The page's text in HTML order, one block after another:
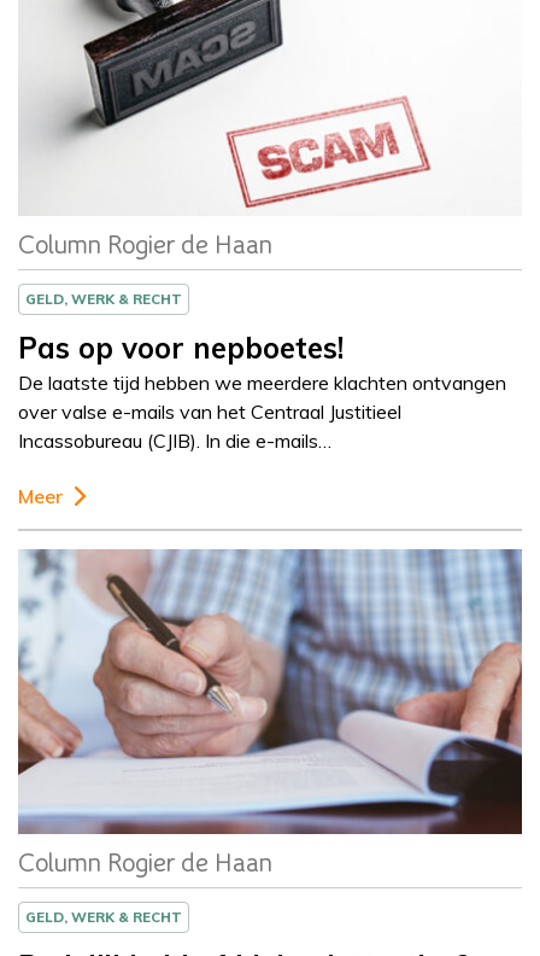
Column
Rogier de Haan
Column Rogier de Haan
GELD, WERK & RECHT
Pas op voor nepboetes!
De laatste tijd hebben we meerdere klachten ontvangen
over valse e-mails van het Centraal Justitieel
Incassobureau (CJIB). In die e-mails…
Meer
Column
Rogier de Haan
Column Rogier de Haan
GELD, WERK & RECHT